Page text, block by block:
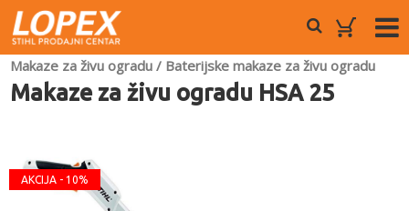
Makaze za živu ogradu / Baterijske makaze za živu ogradu
Makaze za živu ogradu HSA 25
AKCIJA - 10%